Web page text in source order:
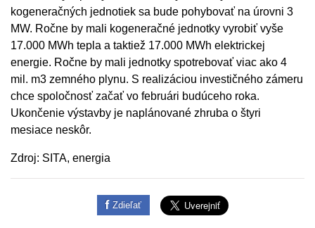
kogeneračných jednotiek sa bude pohybovať na úrovni 3
MW. Ročne by mali kogeneračné jednotky vyrobiť vyše
17.000 MWh tepla a taktiež 17.000 MWh elektrickej
energie. Ročne by mali jednotky spotrebovať viac ako 4
mil. m3 zemného plynu. S realizáciou investičného zámeru
chce spoločnosť začať vo februári budúceho roka.
Ukončenie výstavby je naplánované zhruba o štyri
mesiace neskôr.
Zdroj: SITA, energia
Zdieľať